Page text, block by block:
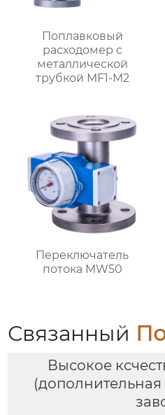
Поплавковый
расходомер с
металлической
трубкой MF1-M2
Переключатель
потока MW50
Связанный
Высокое